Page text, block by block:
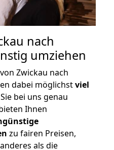
nach
umziehen
Zwickau nach
dabei möglichstviel
bei uns genau
Ihnen
zu fairen Preisen,
als die